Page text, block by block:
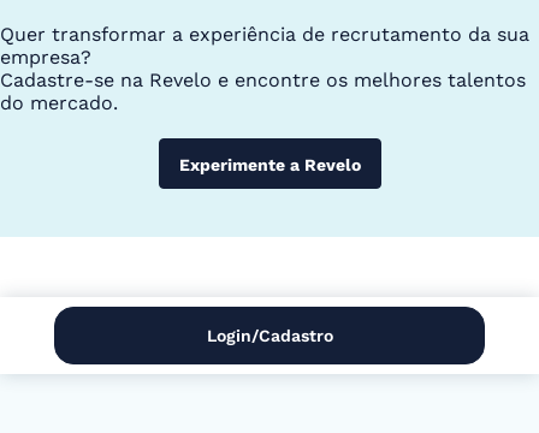
Quer transformar a experiência de recrutamento da sua
empresa?
Cadastre-se na Revelo e encontre os melhores talentos
do mercado.
Experimente a Revelo
Login/Cadastro